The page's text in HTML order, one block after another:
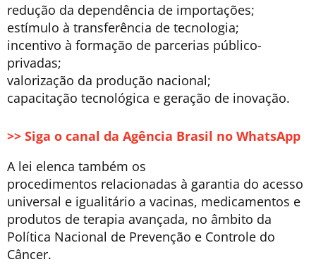
redução da dependência de importações;
estímulo à transferência de tecnologia;
incentivo à formação de parcerias público-
privadas;
valorização da produção nacional;
capacitação tecnológica e geração de inovação.
>> Siga o canal da Agência Brasil no WhatsApp
A lei elenca também os
procedimentos relacionadas à garantia do acesso
universal e igualitário a vacinas, medicamentos e
produtos de terapia avançada, no âmbito da
Política Nacional de Prevenção e Controle do
Câncer.